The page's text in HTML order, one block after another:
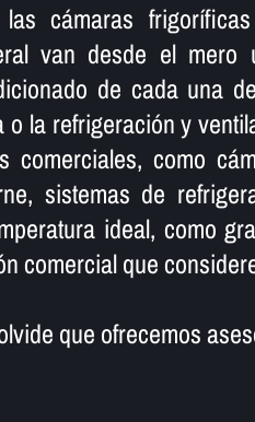
cámaras
van desde el mero
de cada una
la refrigeración y
comerciales, como
sistemas de
ideal, como
comercial que
que ofrecemos